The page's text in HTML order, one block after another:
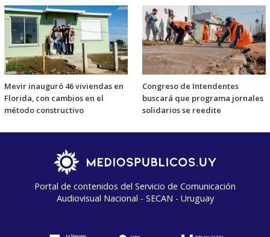
Mevir inauguró 46 viviendas en
Florida, con cambios en el
método constructivo
Congreso de Intendentes
buscará que programa jornales
solidarios se reedite
Portal de contenidos del Servicio de Comunicación
Audiovisual Nacional - SECAN - Uruguay